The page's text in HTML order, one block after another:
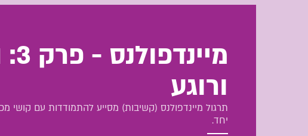
ורוגע
תרגול מיינדפולנס (קשיבות) מסייע להתמודדות עם קושי
יחד.